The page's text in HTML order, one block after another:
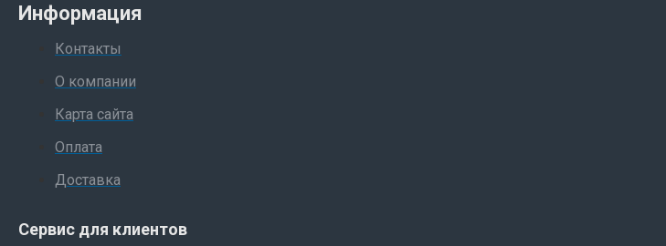
Информация
Контакты
О компании
Карта сайта
Оплата
Доставка
Сервис для клиентов